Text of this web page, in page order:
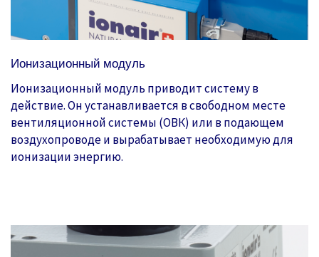
Ионизационный модуль
Ионизационный модуль приводит систему в
действие. Он устанавливается в свободном месте
вентиляционной системы (ОВК) или в подающем
воздухопроводе и вырабатывает необходимую для
ионизации энергию.